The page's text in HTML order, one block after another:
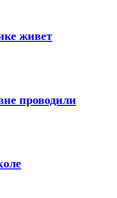
живет
проводили